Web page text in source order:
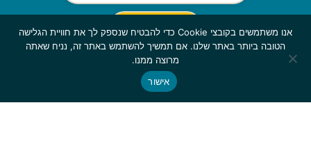
Scroll
to
top
אנו משתמשים בקובצי Cookie כדי להבטיח שנספק לך את חוויית הגלישה
הטובה ביותר באתר שלנו. אם תמשיך להשתמש באתר זה, נניח שאתה
מרוצה ממנו.
אישור